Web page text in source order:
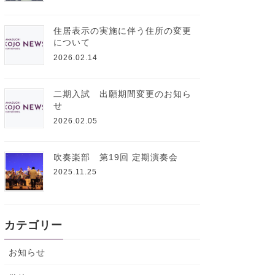
住居表示の実施に伴う住所の変更
について
2026.02.14
二期入試 出願期間変更のお知ら
せ
2026.02.05
吹奏楽部 第19回 定期演奏会
2025.11.25
カテゴリー
お知らせ